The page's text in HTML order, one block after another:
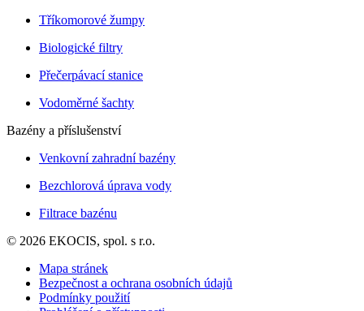
Tříkomorové žumpy
Biologické filtry
Přečerpávací stanice
Vodoměrné šachty
Bazény a příslušenství
Venkovní zahradní bazény
Bezchlorová úprava vody
Filtrace bazénu
© 2026 EKOCIS, spol. s r.o.
Mapa stránek
Bezpečnost a ochrana osobních údajů
Podmínky použití